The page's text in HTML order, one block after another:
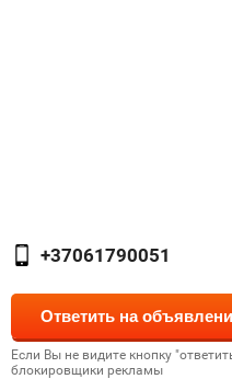
+37061790051
Если Вы не видите кнопку
блокировщики рекламы